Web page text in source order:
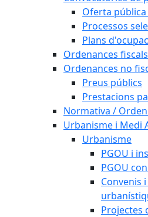
Oferta
Processos
Plans
Ordenances fiscals
Ordenances no
Preus públics
Prestacions
Normativa /
Urbanisme i Medi
Urbanisme
PGOU i
PGOU
Convenis
Projectes